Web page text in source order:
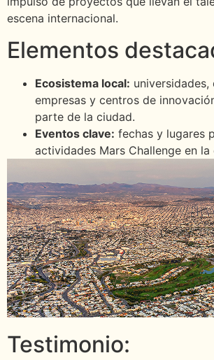
escena internacional.
Elementos
Ecosistema local: universidades,
empresas y centros de
parte de la ciudad.
Eventos clave: fechas y lugares
actividades Mars Challenge en la
Testimonio: